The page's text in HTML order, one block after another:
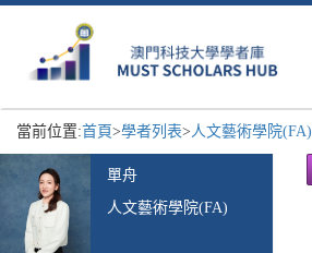
當前位置:首頁>學者列表>人文藝術學院(FA)
單舟
人文藝術學院(FA)